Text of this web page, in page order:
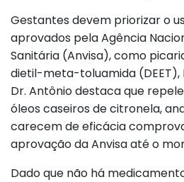
Gestantes devem priorizar o
aprovados pela Agência
Sanitária (Anvisa), como
dietil-meta-toluamida (DEET),
Dr. Antônio destaca que
óleos caseiros de citronela,
carecem de eficácia
aprovação da Anvisa até o
Dado que não há